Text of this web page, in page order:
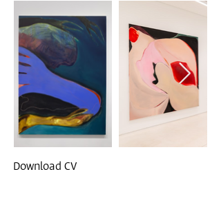
Download CV